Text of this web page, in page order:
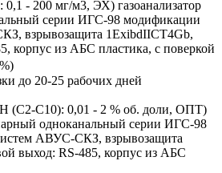
- 200 мг/м3, ЭХ) газоанализатор
серии ИГС-98 модификации
взрывозащита 1ExibdIICT4Gb,
корпус из АБС пластика, с поверкой
до 20-25 рабочих дней